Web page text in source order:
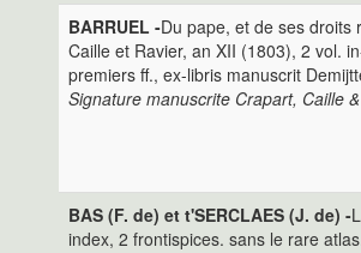
BARRUEL -Du pape, et de ses droits
Caille et Ravier, an XII (1803), 2 vol.
premiers ff., ex-libris manuscrit
Signature manuscrite Crapart, Caille
BAS (F. de) et t'SERCLAES (J. de) -
index, 2 frontispices. sans le rare